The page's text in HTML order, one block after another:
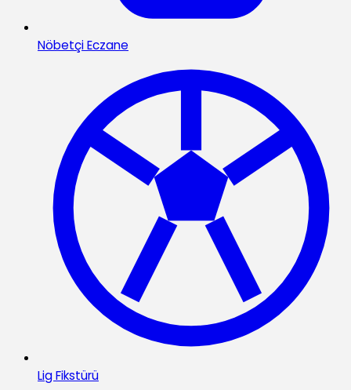
Nöbetçi Eczane
Lig Fikstürü